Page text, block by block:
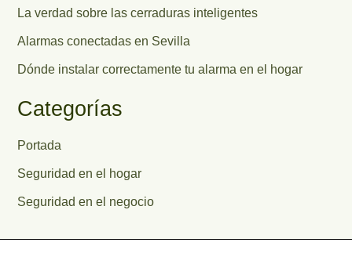
La verdad sobre las cerraduras inteligentes
Alarmas conectadas en Sevilla
Dónde instalar correctamente tu alarma en el hogar
Categorías
Portada
Seguridad en el hogar
Seguridad en el negocio